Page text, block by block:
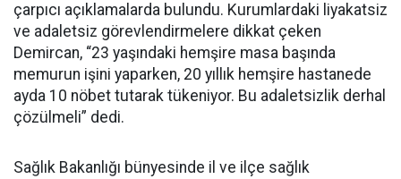
çarpıcı açıklamalarda bulundu. Kurumlardaki liyakatsiz
ve adaletsiz görevlendirmelere dikkat çeken
Demircan, “23 yaşındaki hemşire masa başında
memurun işini yaparken, 20 yıllık hemşire hastanede
ayda 10 nöbet tutarak tükeniyor. Bu adaletsizlik derhal
çözülmeli” dedi.
Sağlık Bakanlığı bünyesinde il ve ilçe sağlık